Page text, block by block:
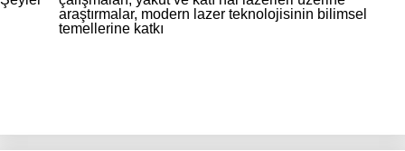
araştırmalar, modern lazer teknolojisinin bilimsel
temellerine katkı